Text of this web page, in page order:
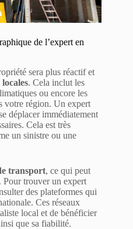
de l’expert en
sera plus réactif et
. Cela inclut les
ou encore les
votre région. Un expert
déplacer immédiatement
Cela est très
un sinistre ou une
transport, ce qui peut
Pour trouver un expert
des plateformes qui
Ces réseaux
local et de bénéficier
que sa fiabilité.